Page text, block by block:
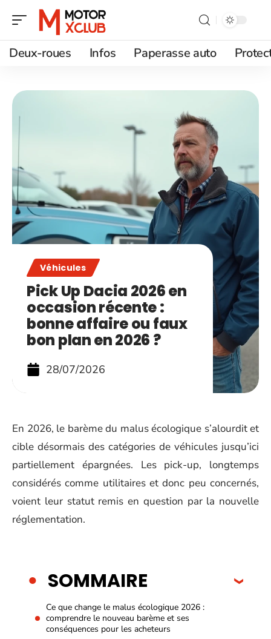
Deux-roues Infos Paperasse auto
Véhicules
Pick Up Dacia 2026 en
occasion récente :
bonne affaire ou faux
bon plan en 2026 ?
28/07/2026
En 2026, le barème du malus écologique s’alourdit et
cible désormais des catégories de véhicules jusqu’ici
partiellement épargnées. Les pick-up, longtemps
considérés comme utilitaires et donc peu concernés,
voient leur statut remis en question par la nouvelle
réglementation.
SOMMAIRE
Ce que change le malus écologique 2026 :
comprendre le nouveau barème et ses
conséquences pour les acheteurs